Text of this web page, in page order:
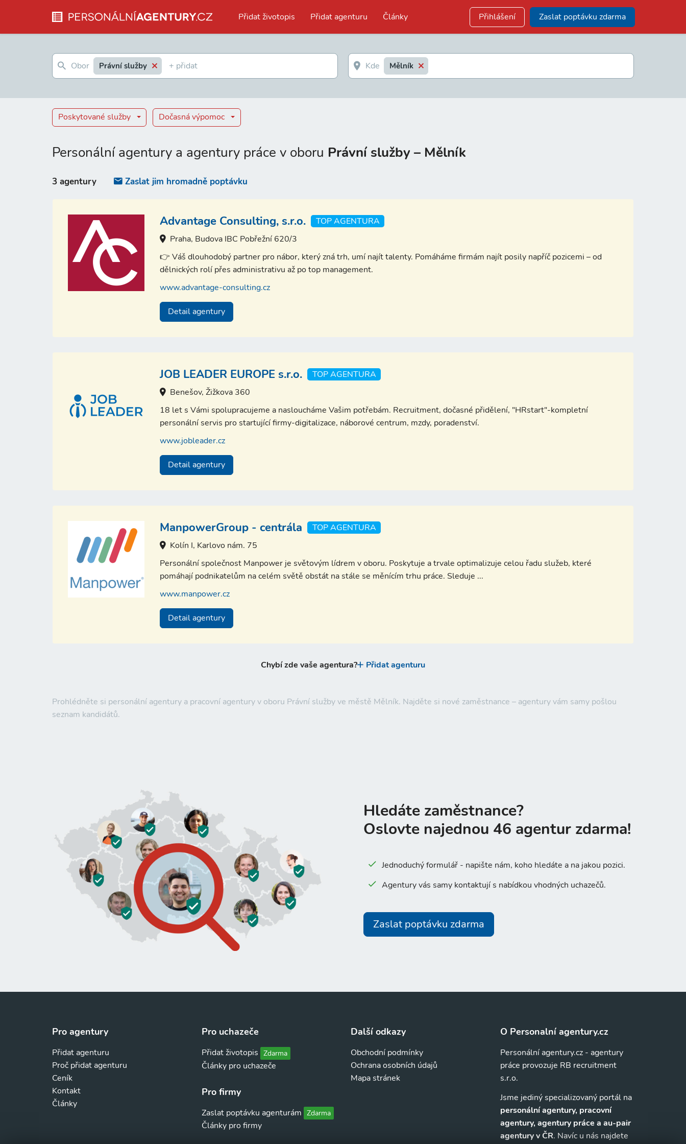
Přidat životopis Přidat agenturu Články Přihlášení Zaslat poptávku zdarma
Právní služby Mělník
Poskytované služby Dočasná výpomoc
Personální agentury a agentury práce v oboru Právní služby – Mělník
Prohlédněte si personální agentury a pracovní agentury v oboru Právní služby ve městě Mělník. Najděte si nové zaměstnance – agentury vám samy pošlou
seznam kandidátů.
3 agentury Zaslat jim hromadně poptávku
Advantage Consulting, s.r.o.
TOP AGENTURA
Praha, Budova IBC Pobřežní 620/3
👉 Váš dlouhodobý partner pro nábor, který zná trh, umí najít talenty. Pomáháme firmám najít posily napříč pozicemi – od
dělnických rolí přes administrativu až po top management.
www.advantage-consulting.cz
Detail agentury
JOB LEADER EUROPE s.r.o.
TOP AGENTURA
Benešov, Žižkova 360
18 let s Vámi spolupracujeme a nasloucháme Vašim potřebám. Recruitment, dočasné přidělení, "HRstart"-kompletní
personální servis pro startující firmy-digitalizace, náborové centrum, mzdy, poradenství.
www.jobleader.cz
Detail agentury
ManpowerGroup - centrála
TOP AGENTURA
Kolín I, Karlovo nám. 75
Personální společnost Manpower je světovým lídrem v oboru. Poskytuje a trvale optimalizuje celou řadu služeb, které
pomáhají podnikatelům na celém světě obstát na stále se měnícím trhu práce. Sleduje ...
www.manpower.cz
Detail agentury
Chybí zde vaše agentura? Přidat agenturu
Hledáte zaměstnance?
Oslovte najednou 46 agentur zdarma!
Jednoduchý formulář - napište nám, koho hledáte a na jakou pozici.
Agentury vás samy kontaktují s nabídkou vhodných uchazečů.
Zaslat poptávku zdarma
Pro agentury
Přidat agenturu
Proč přidat agenturu
Ceník
Kontakt
Články
Pro uchazeče
Přidat životopis Zdarma
Články pro uchazeče
Pro firmy
Zaslat poptávku agenturám Zdarma
Články pro firmy
Další odkazy
Obchodní podmínky
Ochrana osobních údajů
Mapa stránek
O Personalní agentury.cz
Personální agentury.cz - agentury
práce provozuje RB recruitment
s.r.o.
Jsme jediný specializovaný portál na
personální agentury, pracovní
agentury, agentury práce a au-pair
agentury v ČR. Navíc u nás najdete